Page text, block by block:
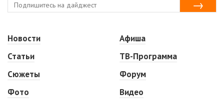
Новости
Статьи
Сюжеты
Фото
Афиша
ТВ-Программа
Форум
Видео